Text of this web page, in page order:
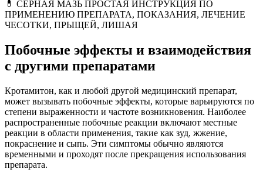
💊 СЕРНАЯ МАЗЬ ПРОСТАЯ ИНСТРУКЦИЯ ПО
ПРИМЕНЕНИЮ ПРЕПАРАТА, ПОКАЗАНИЯ, ЛЕЧЕНИЕ
ЧЕСОТКИ, ПРЫЩЕЙ, ЛИШАЯ
Побочные эффекты и взаимодействия
с другими препаратами
Кротамитон, как и любой другой медицинский препарат,
может вызывать побочные эффекты, которые варьируются по
степени выраженности и частоте возникновения. Наиболее
распространенные побочные реакции включают местные
реакции в области применения, такие как зуд, жжение,
покраснение и сыпь. Эти симптомы обычно являются
временными и проходят после прекращения использования
препарата.